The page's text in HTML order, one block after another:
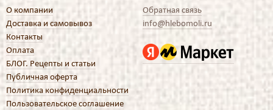
О компании
Доставка и самовывоз
Контакты
Оплата
БЛОГ. Рецепты и статьи
Публичная оферта
Политика конфиденциальности
Пользовательское соглашение
Обратная связь
info@hlebomoli.ru